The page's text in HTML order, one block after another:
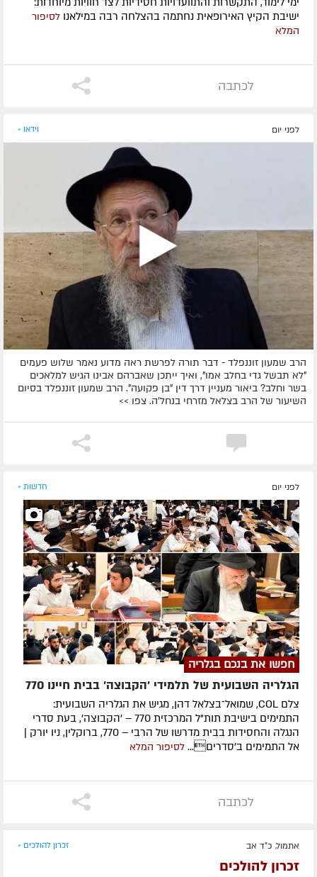
ישיבת הקיץ האירופאית נחתמה בהצלחה רבה במילאנו לסיפור
המלא
לכתבה
לפני יום וידאו »
הרב שמעון זוננפלד - דבר תורה לפרשת ראה מדוע נאמר שלוש פעמים
"לא תבשל גדי בחלב אמו", ואיך ייתכן שאברהם אבינו הגיש למלאכים
בשר וחלב? ביאור מעניין דרך דין "בן פקועה". הרב שמעון זוננפלד בסיום
השיעור של הרב בצלאל מזרחי בנחל'ה. צפו >>
לפני יום חדשות »
חפשו את בנכם בגלריה
הגלריה השבועית של תלמידי 'הקבוצה' בבית חיינו 770
צלם COL, שמואל־בצלאל דהן, מגיש את הגלריה השבועית:
התמימים בישיבת תות"ל המרכזית 770 – 'הקבוצה', בעת סדרי
הנגלה והחסידות בבית מדרשו של הרבי – 770, ברוקלין, ניו יורק |
אל התמימים ב'סדרים... לסיפור המלא
לכתבה
אתמול, כ"ד אב זכרון להולכים »
זכרון להולכים